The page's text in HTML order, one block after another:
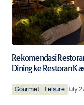
Rekomendasi
Dining ke Restoran
Gourmet Leisure July